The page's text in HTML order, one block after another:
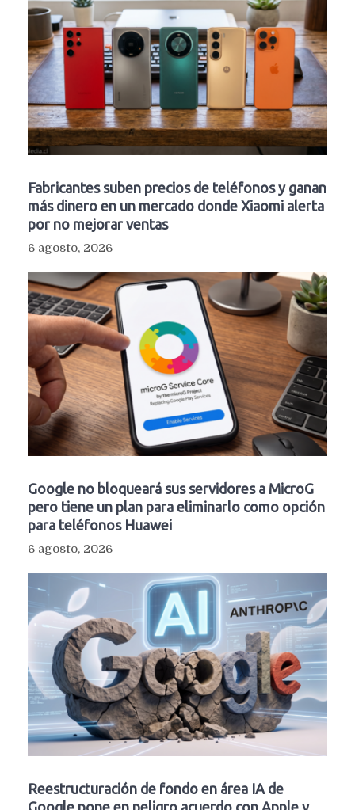
Fabricantes suben precios de teléfonos y ganan
más dinero en un mercado donde Xiaomi alerta
por no mejorar ventas
6 agosto, 2026
Google no bloqueará sus servidores a MicroG
pero tiene un plan para eliminarlo como opción
para teléfonos Huawei
6 agosto, 2026
Reestructuración de fondo en área IA de